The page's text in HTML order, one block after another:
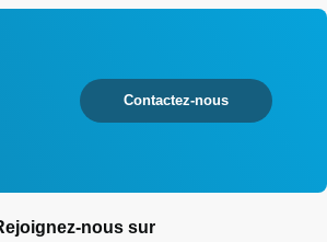
Contactez-nous
nous sur